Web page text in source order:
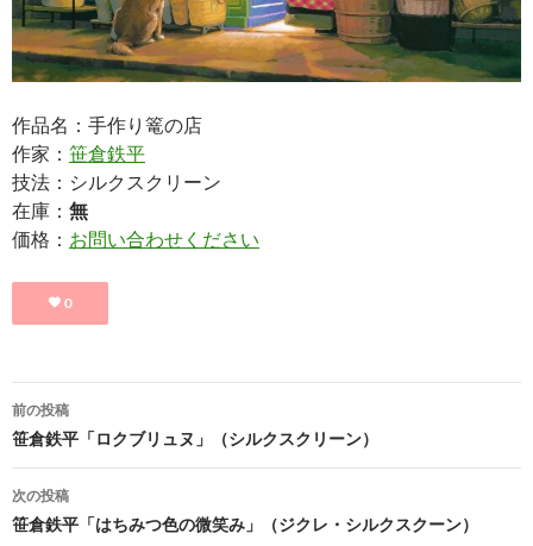
作品名：手作り篭の店
作家： 笹倉鉄平
技法：シルクスクリーン
在庫： 無
価格： お問い合わせください
0
投
稿
ナ
ビ
前の投稿
笹倉鉄平「ロクブリュヌ」（シルクスクリーン）
次の投稿
笹倉鉄平「はちみつ色の微笑み」（ジクレ・シルクスクーン）